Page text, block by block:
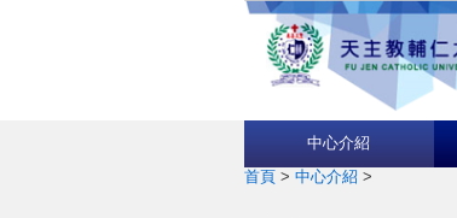
中心介紹
首頁 > 中心介紹 >